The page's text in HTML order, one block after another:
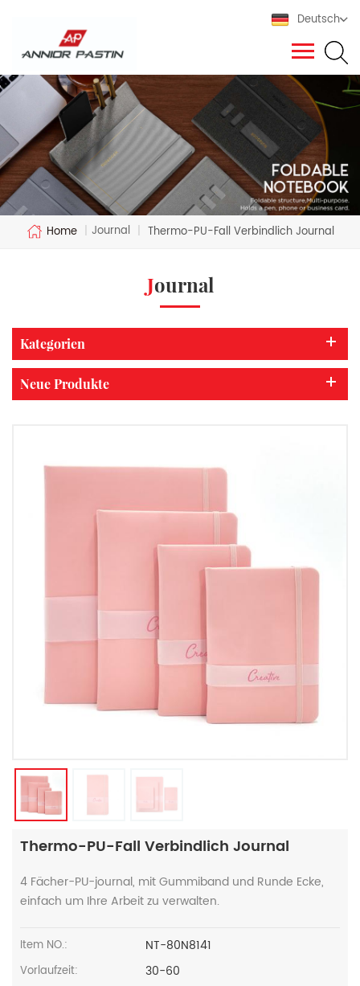
Deutsch
Home | Journal | Thermo-PU-Fall Verbindlich Journal
Journal
Kategorien
Neue Produkte
Thermo-PU-Fall Verbindlich Journal
4 Fächer-PU-journal, mit Gummiband und Runde Ecke,
einfach um Ihre Arbeit zu verwalten.
Item NO.: NT-80N8141
Vorlaufzeit: 30-60